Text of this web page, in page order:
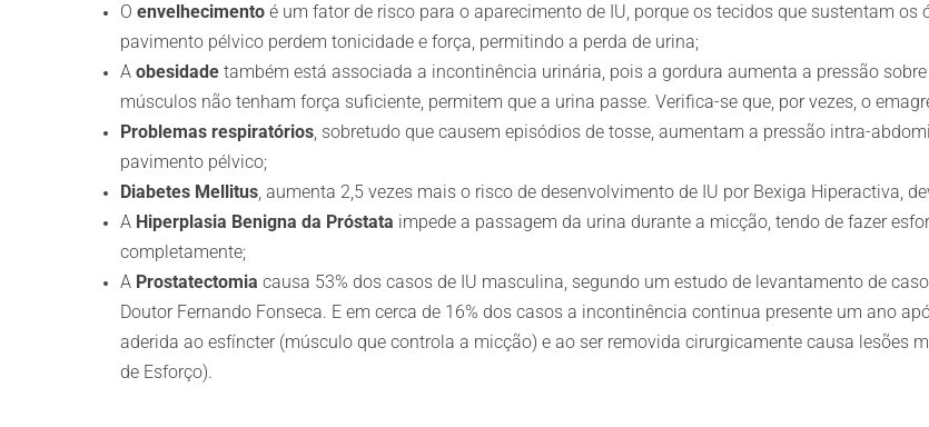
O envelhecimentoé um fator de risco para o aparecimento de IU, porque os tecidos que sustentam
pavimento pélvico perdem tonicidade e força, permitindo a perda de urina;
A obesidadetambém está associada a incontinência urinária, pois a gordura aumenta a pressão
músculos não tenham força suficiente, permitem que a urina passe. Verifica-se que, por vezes, o
Problemas respiratórios, sobretudo que causem episódios de tosse, aumentam a pressão intra-
pavimento pélvico;
Diabetes Mellitus, aumenta 2,5 vezes mais o risco de desenvolvimento de IU por Bexiga Hiperactiva,
A Hiperplasia Benigna da Próstata impede a passagem da urina durante a micção, tendo de fazer
completamente;
A Prostatectomia causa 53% dos casos de IU masculina, segundo um estudo de levantamento de
Doutor Fernando Fonseca. E em cerca de 16% dos casos a incontinência continua presente um ano
aderida ao esfíncter (músculo que controla a micção) e ao ser removida cirurgicamente causa lesões
de Esforço).